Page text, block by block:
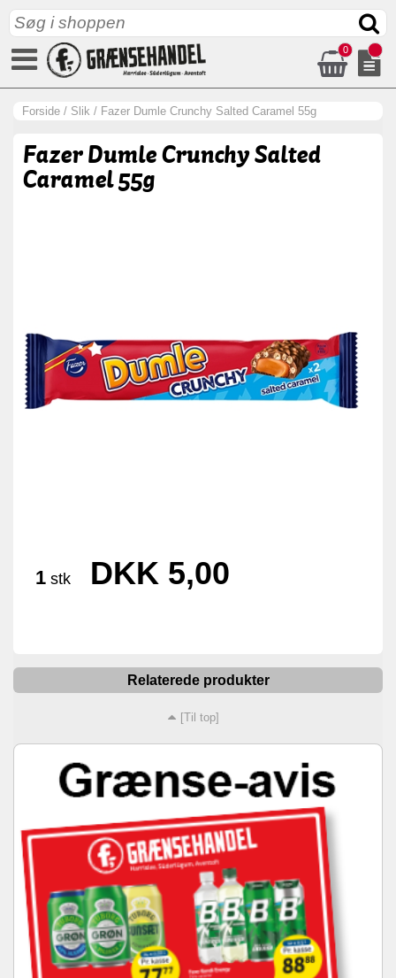
0
Forside / Slik / Fazer Dumle Crunchy Salted Caramel 55g
Fazer Dumle Crunchy Salted
Caramel 55g
1 stk DKK 5,00
Relaterede produkter
[Til top]